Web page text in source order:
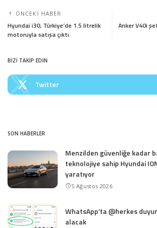
ÖNCEKI HABER
Hyundai i30, Türkiye’de 1.5 litrelik
motoruyla satışa çıktı
Anker V40i
BİZİ TAKİP EDİN
Twitter
SON HABERLER
Menzilden güvenliğe kadar
teknolojiye sahip Hyundai
yaratıyor
5 Ağustos 2026
WhatsApp’ta @herkes
alacak